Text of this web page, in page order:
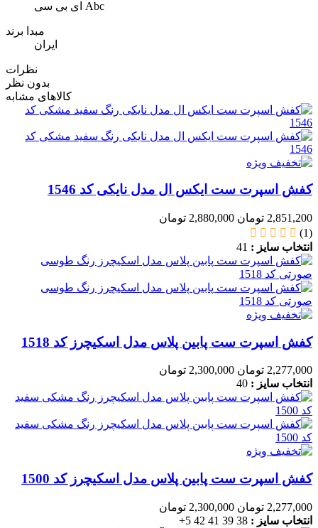
ای بی سی Abc
مبدا برند
ایران
نظرات
بدون نظر
کالاهای مشابه
کفش اسپرت ست ایکس ال مدل نایکی کد 1546
2,851,200 تومان
2,880,000 تومان
(1)
انتخاب سایز : 41
کفش اسپرت ست پابین پلاس مدل اسکیچرز کد 1518
2,277,000 تومان
2,300,000 تومان
انتخاب سایز : 40
کفش اسپرت ست پابین پلاس مدل اسکیچرز کد 1500
2,277,000 تومان
2,300,000 تومان
انتخاب سایز : 38
39
41
42
5+